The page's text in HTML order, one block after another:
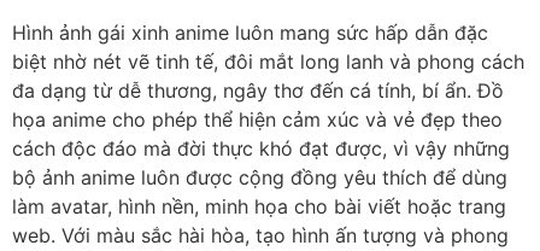
Hình ảnh gái xinh anime luôn mang sức hấp dẫn đặc
biệt nhờ nét vẽ tinh tế, đôi mắt long lanh và phong cách
đa dạng từ dễ thương, ngây thơ đến cá tính, bí ẩn. Đồ
họa anime cho phép thể hiện cảm xúc và vẻ đẹp theo
cách độc đáo mà đời thực khó đạt được, vì vậy những
bộ ảnh anime luôn được cộng đồng yêu thích để dùng
làm avatar, hình nền, minh họa cho bài viết hoặc trang
web. Với màu sắc hài hòa, tạo hình ấn tượng và phong